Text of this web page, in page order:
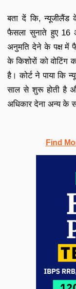
बता दें कि, न्यूजीलैंड के
फैसला सुनाते हुए 16
अनुमति देने के पक्ष में
के किशोरों को
है। कोर्ट ने पाया कि
साल से शुरू होती है
अधिकार देना अन्य के
Find